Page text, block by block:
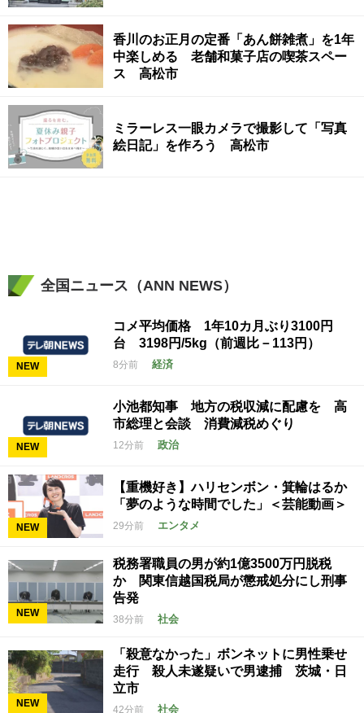
香川のお正月の定番「あん餅雑煮」を1年
中楽しめる 老舗和菓子店の喫茶スペー
ス 高松市
ミラーレス一眼カメラで撮影して「写真
絵日記」を作ろう 高松市
全国ニュース（ANN NEWS）
NEW
コメ平均価格 1年10カ月ぶり3100円
台 3198円/5kg（前週比－113円）
8分前 経済
NEW
小池都知事 地方の税収減に配慮を 高
市総理と会談 消費減税めぐり
12分前 政治
NEW
【重機好き】ハリセンボン・箕輪はるか
「夢のような時間でした」＜芸能動画＞
29分前 エンタメ
NEW
税務署職員の男が約1億3500万円脱税
か 関東信越国税局が懲戒処分にし刑事
告発
38分前 社会
NEW
「殺意なかった」ボンネットに男性乗せ
走行 殺人未遂疑いで男逮捕 茨城・日
立市
42分前 社会